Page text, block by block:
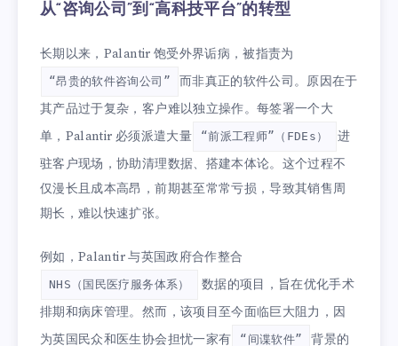
从“咨询公司”到“高科技平台”的转型
长期以来，Palantir 饱受外界诟病，被指责为
“昂贵的软件咨询公司”
而非真正的软件公司。原因在于
其产品过于复杂，客户难以独立操作。每签署一个大
单，Palantir 必须派遣大量
“前派工程师”（FDEs）
进
驻客户现场，协助清理数据、搭建本体论。这个过程不
仅漫长且成本高昂，前期甚至常常亏损，导致其销售周
期长，难以快速扩张。
例如，Palantir 与英国政府合作整合
NHS（国民医疗服务体系）
数据的项目，旨在优化手术
排期和病床管理。然而，该项目至今面临巨大阻力，因
为英国民众和医生协会担忧一家有
“间谍软件”
背景的